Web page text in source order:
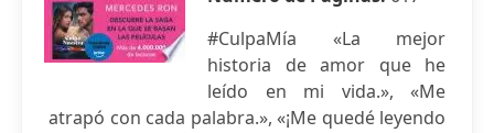
#CulpaMía «La mejor
historia de amor que he
leído en mi vida.», «Me
atrapó con cada palabra.», «¡Me quedé leyendo